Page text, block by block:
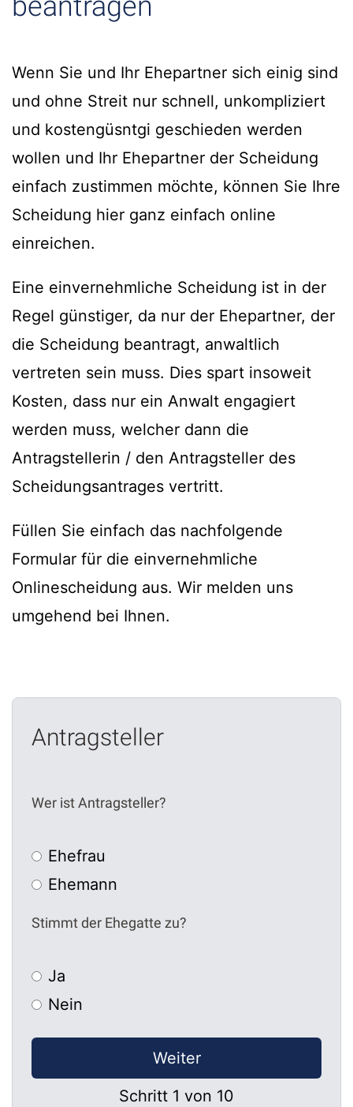
Wenn Sie und Ihr Ehepartner sich einig sind
und ohne Streit nur schnell, unkompliziert
und kostengüsntgi geschieden werden
wollen und Ihr Ehepartner der Scheidung
einfach zustimmen möchte, können Sie Ihre
Scheidung hier ganz einfach online
einreichen.
Eine einvernehmliche Scheidung ist in der
Regel günstiger, da nur der Ehepartner, der
die Scheidung beantragt, anwaltlich
vertreten sein muss. Dies spart insoweit
Kosten, dass nur ein Anwalt engagiert
werden muss, welcher dann die
Antragstellerin / den Antragsteller des
Scheidungsantrages vertritt.
Füllen Sie einfach das nachfolgende
Formular für die einvernehmliche
Onlinescheidung aus. Wir melden uns
umgehend bei Ihnen.
Antragsteller
Wer ist Antragsteller?
Ehefrau
Ehemann
Stimmt der Ehegatte zu?
Ja
Nein
Weiter
Schritt 1 von 10